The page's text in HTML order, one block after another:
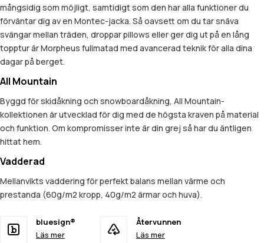
mångsidig som möjligt, samtidigt som den har alla funktioner du
förväntar dig av en Montec-jacka. Så oavsett om du tar snäva
svängar mellan träden, droppar pillows eller ger dig ut på en lång
topptur är Morpheus fullmatad med avancerad teknik för alla dina
dagar på berget.
All Mountain
Byggd för skidåkning och snowboardåkning, All Mountain-
kollektionen är utvecklad för dig med de högsta kraven på material
och funktion. Om kompromisser inte är din grej så har du äntligen
hittat hem.
Vadderad
Mellanvikts vaddering för perfekt balans mellan värme och
prestanda (60g/m2 kropp, 40g/m2 ärmar och huva).
bluesign®
Läs mer
Återvunnen
Läs mer